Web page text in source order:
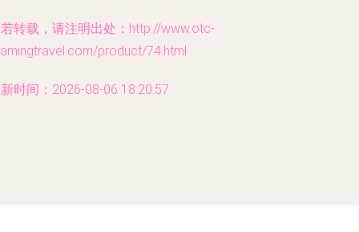
转载，请注明出处：http://www.otc-
product/74.html
时间：2026-08-06 18:20:57